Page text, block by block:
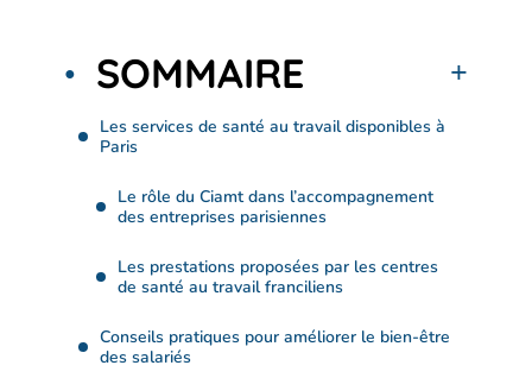
SOMMAIRE
Les services de santé au travail disponibles à
Paris
Le rôle du Ciamt dans l’accompagnement
des entreprises parisiennes
Les prestations proposées par les centres
de santé au travail franciliens
Conseils pratiques pour améliorer le bien-être
des salariés